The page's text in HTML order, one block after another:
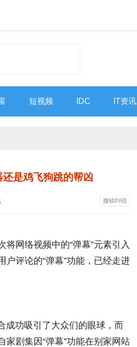
短视频 IDC IT资讯
是鸡飞狗跳的帮凶
撤稿纠错
网络视频中的“弹幕”元素引入
评论的“弹幕”功能，已经走进
成功吸引了大众们的眼球，而
剧集因“弹幕”功能在别家网站